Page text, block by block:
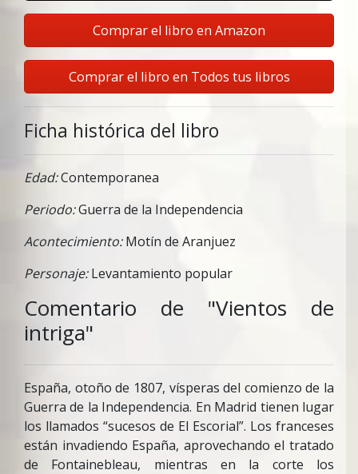
Comprar el libro en Amazon
Comprar el libro en Todos tus libros
Ficha histórica del libro
Edad:Contemporanea
Periodo:Guerra de la Independencia
Acontecimiento:Motín de Aranjuez
Personaje:Levantamiento popular
Comentario de "Vientos de
intriga"
España, otoño de 1807, vísperas del comienzo de la
Guerra de la Independencia. En Madrid tienen lugar
los llamados “sucesos de El Escorial”. Los franceses
están invadiendo España, aprovechando el tratado
de Fontainebleau, mientras en la corte los